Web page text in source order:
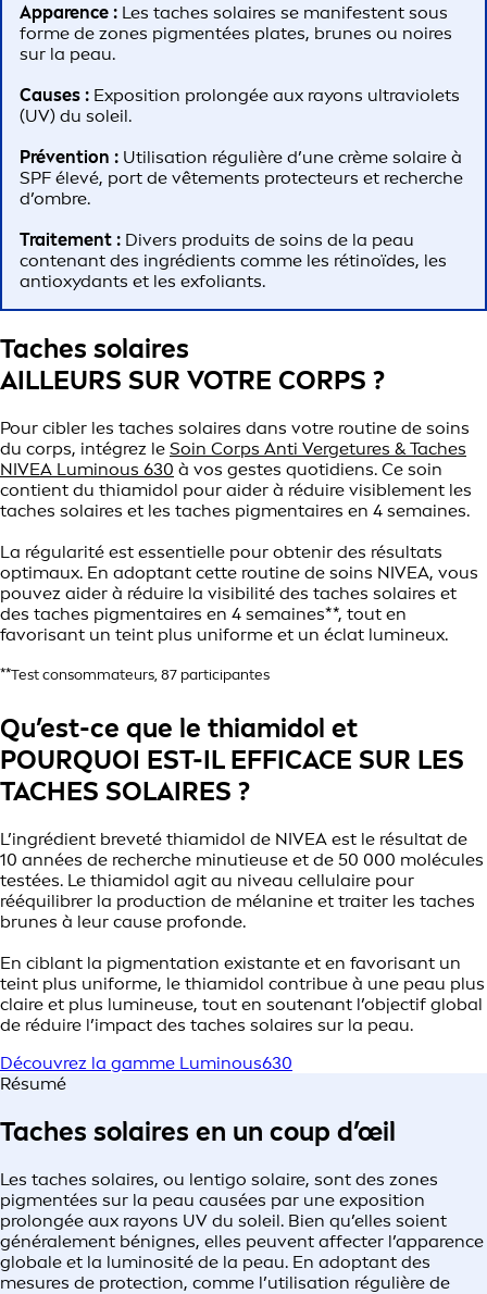
Apparence : Les taches solaires se manifestent sous
forme de zones pigmentées plates, brunes ou noires
sur la peau.
Causes : Exposition prolongée aux rayons ultraviolets
(UV) du soleil.
Prévention : Utilisation régulière d’une crème solaire à
SPF élevé, port de vêtements protecteurs et recherche
d’ombre.
Traitement : Divers produits de soins de la peau
contenant des ingrédients comme les rétinoïdes, les
antioxydants et les exfoliants.
Taches solaires
AILLEURS SUR VOTRE CORPS ?
Pour cibler les taches solaires dans votre routine de soins
du corps, intégrez le Soin Corps Anti Vergetures & Taches
NIVEA Luminous 630 à vos gestes quotidiens. Ce soin
contient du thiamidol pour aider à réduire visiblement les
taches solaires et les taches pigmentaires en 4 semaines.
La régularité est essentielle pour obtenir des résultats
optimaux. En adoptant cette routine de soins NIVEA, vous
pouvez aider à réduire la visibilité des taches solaires et
des taches pigmentaires en 4 semaines**, tout en
favorisant un teint plus uniforme et un éclat lumineux.
**Test consommateurs, 87 participantes
Qu’est-ce que le thiamidol et
POURQUOI EST-IL EFFICACE SUR LES
TACHES SOLAIRES ?
L’ingrédient breveté thiamidol de NIVEA est le résultat de
10 années de recherche minutieuse et de 50 000 molécules
testées. Le thiamidol agit au niveau cellulaire pour
rééquilibrer la production de mélanine et traiter les taches
brunes à leur cause profonde.
En ciblant la pigmentation existante et en favorisant un
teint plus uniforme, le thiamidol contribue à une peau plus
claire et plus lumineuse, tout en soutenant l’objectif global
de réduire l’impact des taches solaires sur la peau.
Découvrez la gamme Luminous630
Résumé
Taches solaires en un coup d’œil
Les taches solaires, ou lentigo solaire, sont des zones
pigmentées sur la peau causées par une exposition
prolongée aux rayons UV du soleil. Bien qu’elles soient
généralement bénignes, elles peuvent affecter l’apparence
globale et la luminosité de la peau. En adoptant des
mesures de protection, comme l’utilisation régulière de